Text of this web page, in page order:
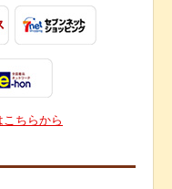
ちらから